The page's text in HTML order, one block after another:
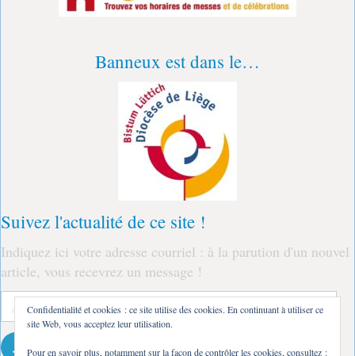
Banneux est dans le…
Suivez l'actualité de ce site !
Indiquez ici votre adresse courriel : à la parution d'un nouvel
article, vous recevrez un message !
Adresse
e-
mailJe m'abonne !
Confidentialité et cookies : ce site utilise des cookies. En continuant à utiliser ce
site Web, vous acceptez leur utilisation.
Pour en savoir plus, notamment sur la façon de contrôler les cookies, consultez :